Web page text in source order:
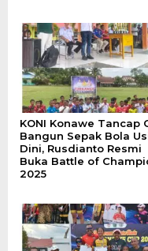
KONI Konawe Tancap
Bangun Sepak Bola
Dini, Rusdianto Resmi
Buka Battle of
2025